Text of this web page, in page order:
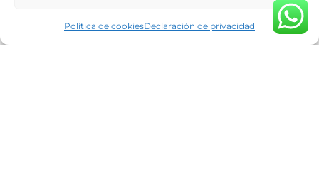
Política de cookiesDeclaración de privacidad